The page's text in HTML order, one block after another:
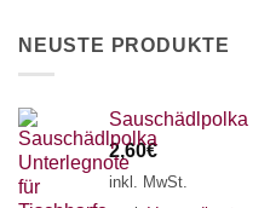
NEUSTE PRODUKTE
Sauschädlpolka
2,60€
inkl. MwSt.